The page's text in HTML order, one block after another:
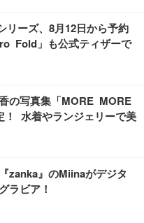
ーズ、8月12日から予約
Fold」も公式ティザーで
の写真集「MORE MORE
！ 水着やランジェリーで美
zanka』のMiinaがデジタ
ラビア！